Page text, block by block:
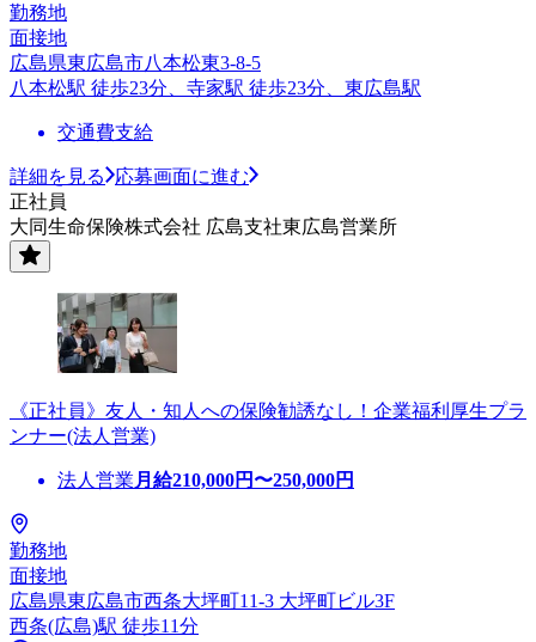
勤務地
面接地
広島県東広島市八本松東3-8-5
八本松駅 徒歩23分、寺家駅 徒歩23分、東広島駅
交通費支給
詳細を見る
応募画面に進む
正社員
大同生命保険株式会社 広島支社東広島営業所
《正社員》友人・知人への保険勧誘なし！企業福利厚生プラ
ンナー(法人営業)
法人営業 月給210,000円〜250,000円
勤務地
面接地
広島県東広島市西条大坪町11-3 大坪町ビル3F
西条(広島)駅 徒歩11分